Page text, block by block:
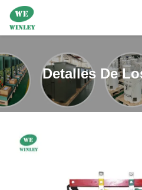
Detalles De